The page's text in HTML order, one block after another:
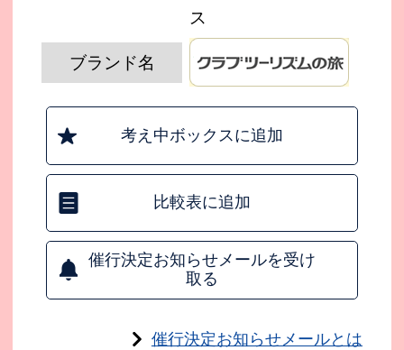
ス
ブランド名
考え中ボックスに追加
比較表に追加
催行決定お知らせメールを受け
取る
催行決定お知らせメールとは